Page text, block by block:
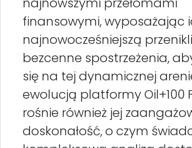
finansowymi, wyposażając
najnowocześniejszą
bezcenne spostrzeżenia,
się na tej dynamicznej
ewolucją platformy Oil+100
rośnie również jej
doskonałość, o czym